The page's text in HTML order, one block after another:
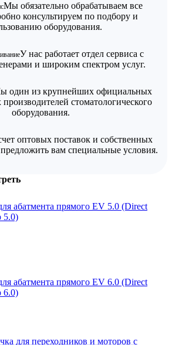
Мы обязательно обрабатываем все
консультируем по подбору и
оборудования.
У нас работает отдел сервиса с
и широким спектром услуг.
один из крупнейших официальных
стоматологического
оборудования.
оптовых поставок и собственных
вам специальные условия.
абатмента прямого EV 5.0 (Direct
5.0)
абатмента прямого EV 6.0 (Direct
6.0)